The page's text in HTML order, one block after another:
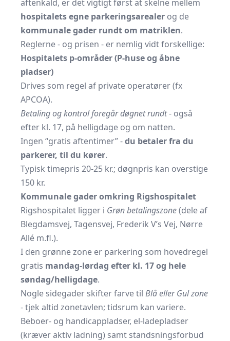
aftenkald, er det vigtigt først at skelne mellem
hospitalets egne parkeringsarealer og de
kommunale gader rundt om matriklen.
Reglerne - og prisen - er nemlig vidt forskellige:
Hospitalets p-områder (P-huse og åbne
pladser)
Drives som regel af private operatører (fx
APCOA).
Betaling og kontrol foregår døgnet rundt- også
efter kl. 17, på helligdage og om natten.
Ingen “gratis aftentimer” -du betaler fra du
parkerer, til du kører.
Typisk timepris 20-25 kr.; døgnpris kan overstige
150 kr.
Kommunale gader omkring Rigshospitalet
Rigshospitalet ligger i Grøn betalingszone(dele af
Blegdamsvej, Tagensvej, Frederik V’s Vej, Nørre
Allé m.fl.).
I den grønne zone er parkering som hovedregel
gratis mandag-lørdag efter kl. 17 og hele
søndag/helligdage.
Nogle sidegader skifter farve til Blå eller Gul zone
- tjek altid zonetavlen; tidsrum kan variere.
Beboer- og handicappladser, el-ladepladser
(kræver aktiv ladning) samt standsningsforbud